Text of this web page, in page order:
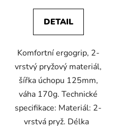
DETAIL
Komfortní ergogrip, 2-
vrstvý pryžový materiál,
šířka úchopu 125mm,
váha 170g. Technické
specifikace: Materiál: 2-
vrstvá pryž. Délka